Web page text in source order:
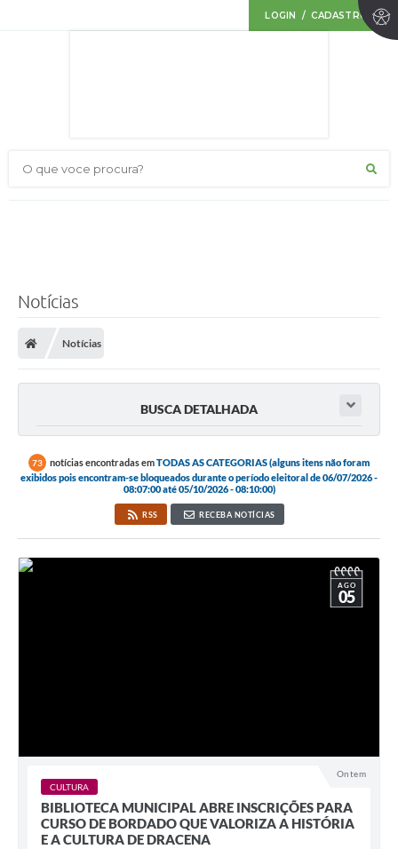
LOGIN / CADASTRO
O que voce procura?
Notícias
Notícias
BUSCA DETALHADA
73 notícias encontradas emTODAS AS CATEGORIAS (alguns itens não foram
exibidos pois encontram-se bloqueados durante o período eleitoral de 06/07/2026 -
08:07:00 até 05/10/2026 - 08:10:00)
RSS RECEBA NOTÍCIAS
Ontem
AGO
05
CULTURA
BIBLIOTECA MUNICIPAL ABRE INSCRIÇÕES PARA
CURSO DE BORDADO QUE VALORIZA A HISTÓRIA
E A CULTURA DE DRACENA